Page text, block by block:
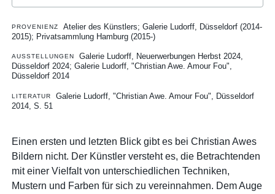
PROVENIENZ
Atelier des Künstlers; Galerie Ludorff, Düsseldorf (2014-
2015); Privatsammlung Hamburg (2015-)
AUSSTELLUNGEN
Galerie Ludorff, Neuerwerbungen Herbst 2024,
Düsseldorf 2024 Galerie Ludorff, "Christian Awe. Amour Fou",
Düsseldorf 2014
LITERATUR
Galerie Ludorff, "Christian Awe. Amour Fou", Düsseldorf
2014, S. 51
Einen ersten und letzten Blick gibt es bei Christian Awes
Bildern nicht. Der Künstler versteht es, die Betrachtenden
mit einer Vielfalt von unterschiedlichen Techniken,
Mustern und Farben für sich zu vereinnahmen. Dem Auge